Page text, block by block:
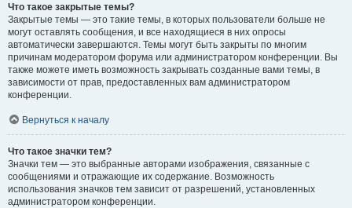
Что такое закрытые темы?
Закрытые темы — это такие темы, в которых пользователи больше не
могут оставлять сообщения, и все находящиеся в них опросы
автоматически завершаются. Темы могут быть закрыты по многим
причинам модератором форума или администратором конференции. Вы
также можете иметь возможность закрывать созданные вами темы, в
зависимости от прав, предоставленных вам администратором
конференции.
Вернуться к началу
Что такое значки тем?
Значки тем — это выбранные авторами изображения, связанные с
сообщениями и отражающие их содержание. Возможность
использования значков тем зависит от разрешений, установленных
администратором конференции.